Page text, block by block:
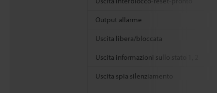
Output allarme
Uscita libera/bloccata
Uscita informazioni sullo stato 1, 2
Uscita spia silenziamento